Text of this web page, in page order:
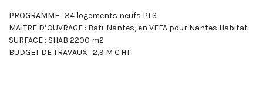
PROGRAMME : 34 logements neufs PLS
MAITRE D’OUVRAGE : Bati-Nantes, en VEFA pour Nantes Habitat
SURFACE : SHAB 2200 m2
BUDGET DE TRAVAUX : 2,9 M € HT